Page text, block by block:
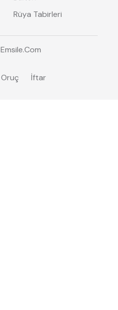
Rüya Tabirleri
Emsile.Com
Oruç İftar